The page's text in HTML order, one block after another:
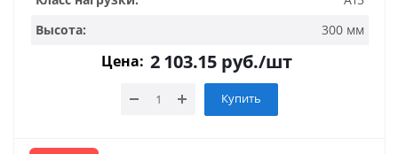
Высота:
300 мм
Цена: 2 103.15 руб./шт
Купить